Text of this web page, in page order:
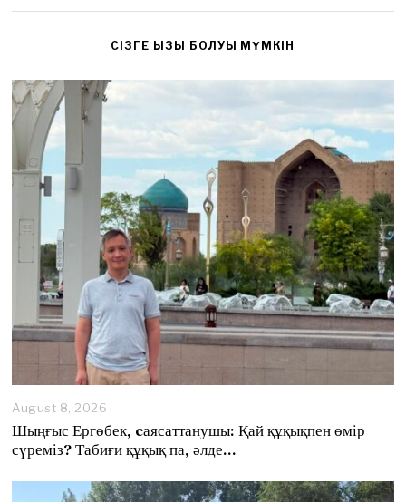
CІЗГЕ ҚЫЗЫҚ БОЛУЫ МҮМКІН
August 8, 2026
u
g
u
t
Шыңғыс Ергөбек, cаясаттанушы: Қай құқықпен өмір
сүреміз? Табиғи құқық па, әлде…